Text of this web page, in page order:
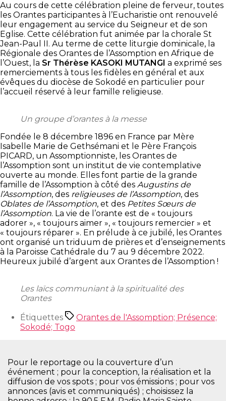
Au cours de cette célébration pleine de ferveur, toutes
les Orantes participantes à l’Eucharistie ont renouvelé
leur engagement au service du Seigneur et de son
Eglise. Cette célébration fut animée par la chorale St
Jean-Paul II. Au terme de cette liturgie dominicale, la
Régionale des Orantes de l’Assomption en Afrique de
l’Ouest, la Sr Thérèse KASOKI MUTANGI a exprimé ses
remerciements à tous les fidèles en général et aux
évêques du diocèse de Sokodé en particulier pour
l’accueil réservé à leur famille religieuse.
Un groupe d’orantes à la messe
Fondée le 8 décembre 1896 en France par Mère
Isabelle Marie de Gethsémani et le Père François
PICARD, un Assomptionniste, les Orantes de
l’Assomption sont un institut de vie contemplative
ouverte au monde. Elles font partie de la grande
famille de l’Assomption à côté des Augustins de
l’Assomption, des religieuses de l’Assomption, des
Oblates de l’Assomption, et des Petites Sœurs de
l’Assomption. La vie de l’orante est de « toujours
adorer », « toujours aimer », « toujours remercier » et
« toujours réparer ». En prélude à ce jubilé, les Orantes
ont organisé un triduum de prières et d’enseignements
à la Paroisse Cathédrale du 7 au 9 décembre 2022.
Heureux jubilé d’argent aux Orantes de l’Assomption !
Les laïcs communiant à la spiritualité des
Orantes
Étiquettes
Orantes de l'Assomption; Présence;
Sokodé; Togo
Pour le reportage ou la couverture d’un
événement ; pour la conception, la réalisation et la
diffusion de vos spots ; pour vos émissions ; pour vos
annonces (avis et communiqués) ; choisissez la